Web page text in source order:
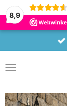
8,9